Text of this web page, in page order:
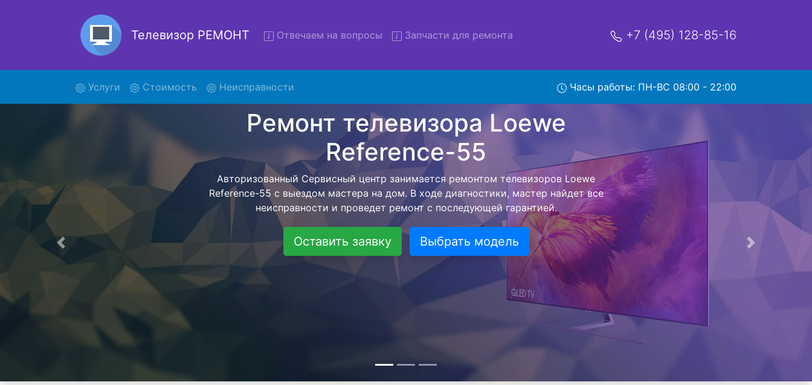
Телевизор РЕМОНТ Отвечаем на вопросы Запчасти для ремонта +7 (495) 128-85-16
Услуги (current)Стоимость Неисправности Часы работы: ПН-ВС 08:00 - 22:00
Ремонт телевизоров Loewe Reference-55 с
вывозом в сервис
Ремонт телевизоров Loewe Reference-55 с вывозом в сервисный центр и обратно -
с помощью нашей бесплатной услуги, специалист заберет Ваш телевизор для
дальнейшего более детального ремонта. Оговоренная стоимость ремонта
останется неизменно при возвращении видеотехники обратно.
Оставить заявку Выбрать модель
Предыдущая Следующая